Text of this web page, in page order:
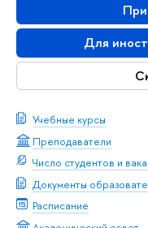
Для
Учебные курсы
Преподаватели
Число студентов и
Документы
Расписание